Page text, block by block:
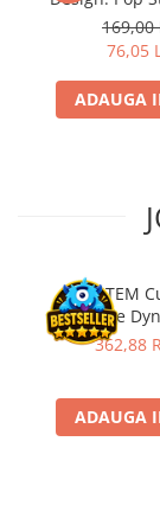
Disney Lorcana
Star Wars
Riftbound
Magic The
One Piece Card
Colectii Oficiale
Final Fantasy
169,00
76,05
ADAUGA
Kit STEM
obstacole
362,88
ADAUGA